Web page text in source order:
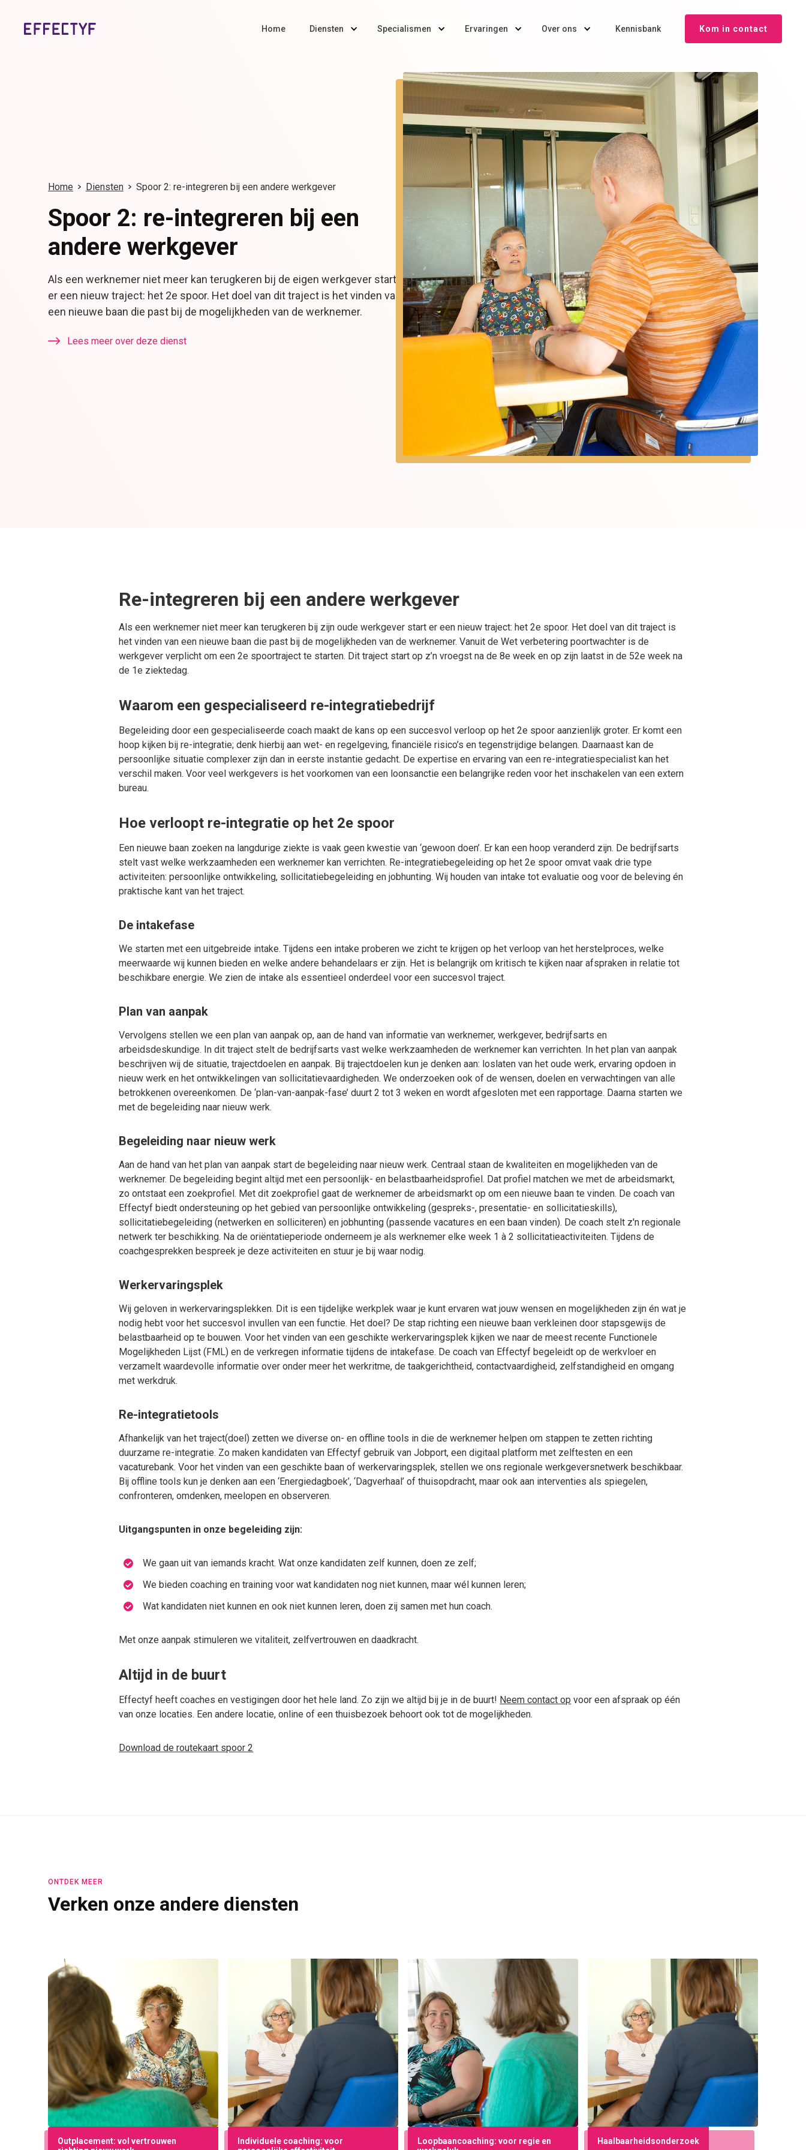
Home Diensten Specialismen Ervaringen Over ons Kennisbank Kom in contact
Home Diensten Spoor 2: re-integreren bij een andere werkgever
Spoor 2: re-integreren bij een
andere werkgever
Als een werknemer niet meer kan terugkeren bij de eigen werkgever start
er een nieuw traject: het 2e spoor. Het doel van dit traject is het vinden van
een nieuwe baan die past bij de mogelijkheden van de werknemer.
Lees meer over deze dienst
Re-integreren bij een andere werkgever
Als een werknemer niet meer kan terugkeren bij zijn oude werkgever start er een nieuw traject: het 2e spoor. Het doel van dit traject is
het vinden van een nieuwe baan die past bij de mogelijkheden van de werknemer. Vanuit de Wet verbetering poortwachter is de
werkgever verplicht om een 2e spoortraject te starten. Dit traject start op z’n vroegst na de 8e week en op zijn laatst in de 52e week na
de 1e ziektedag.
Waarom een gespecialiseerd re-integratiebedrijf
Begeleiding door een gespecialiseerde coach maakt de kans op een succesvol verloop op het 2e spoor aanzienlijk groter. Er komt een
hoop kijken bij re-integratie; denk hierbij aan wet- en regelgeving, financiële risico’s en tegenstrijdige belangen. Daarnaast kan de
persoonlijke situatie complexer zijn dan in eerste instantie gedacht. De expertise en ervaring van een re-integratiespecialist kan het
verschil maken. Voor veel werkgevers is het voorkomen van een loonsanctie een belangrijke reden voor het inschakelen van een extern
bureau.
Hoe verloopt re-integratie op het 2e spoor
Een nieuwe baan zoeken na langdurige ziekte is vaak geen kwestie van ‘gewoon doen’. Er kan een hoop veranderd zijn. De bedrijfsarts
stelt vast welke werkzaamheden een werknemer kan verrichten. Re-integratiebegeleiding op het 2e spoor omvat vaak drie type
activiteiten: persoonlijke ontwikkeling, sollicitatiebegeleiding en jobhunting. Wij houden van intake tot evaluatie oog voor de beleving én
praktische kant van het traject.
De intakefase
We starten met een uitgebreide intake. Tijdens een intake proberen we zicht te krijgen op het verloop van het herstelproces, welke
meerwaarde wij kunnen bieden en welke andere behandelaars er zijn. Het is belangrijk om kritisch te kijken naar afspraken in relatie tot
beschikbare energie. We zien de intake als essentieel onderdeel voor een succesvol traject.
Plan van aanpak
Vervolgens stellen we een plan van aanpak op, aan de hand van informatie van werknemer, werkgever, bedrijfsarts en
arbeidsdeskundige. In dit traject stelt de bedrijfsarts vast welke werkzaamheden de werknemer kan verrichten. In het plan van aanpak
beschrijven wij de situatie, trajectdoelen en aanpak. Bij trajectdoelen kun je denken aan: loslaten van het oude werk, ervaring opdoen in
nieuw werk en het ontwikkelingen van sollicitatievaardigheden. We onderzoeken ook of de wensen, doelen en verwachtingen van alle
betrokkenen overeenkomen. De ‘plan-van-aanpak-fase’ duurt 2 tot 3 weken en wordt afgesloten met een rapportage. Daarna starten we
met de begeleiding naar nieuw werk.
Begeleiding naar nieuw werk
Aan de hand van het plan van aanpak start de begeleiding naar nieuw werk. Centraal staan de kwaliteiten en mogelijkheden van de
werknemer. De begeleiding begint altijd met een persoonlijk- en belastbaarheidsprofiel. Dat profiel matchen we met de arbeidsmarkt,
zo ontstaat een zoekprofiel. Met dit zoekprofiel gaat de werknemer de arbeidsmarkt op om een nieuwe baan te vinden. De coach van
Effectyf biedt ondersteuning op het gebied van persoonlijke ontwikkeling (gespreks-, presentatie- en sollicitatieskills),
sollicitatiebegeleiding (netwerken en solliciteren) en jobhunting (passende vacatures en een baan vinden). De coach stelt z'n regionale
netwerk ter beschikking. Na de oriëntatieperiode onderneem je als werknemer elke week 1 à 2 sollicitatieactiviteiten. Tijdens de
coachgesprekken bespreek je deze activiteiten en stuur je bij waar nodig.
Werkervaringsplek
Wij geloven in werkervaringsplekken. Dit is een tijdelijke werkplek waar je kunt ervaren wat jouw wensen en mogelijkheden zijn én wat je
nodig hebt voor het succesvol invullen van een functie. Het doel? De stap richting een nieuwe baan verkleinen door stapsgewijs de
belastbaarheid op te bouwen. Voor het vinden van een geschikte werkervaringsplek kijken we naar de meest recente Functionele
Mogelijkheden Lijst (FML) en de verkregen informatie tijdens de intakefase. De coach van Effectyf begeleidt op de werkvloer en
verzamelt waardevolle informatie over onder meer het werkritme, de taakgerichtheid, contactvaardigheid, zelfstandigheid en omgang
met werkdruk.
Re-integratietools
Afhankelijk van het traject(doel) zetten we diverse on- en offline tools in die de werknemer helpen om stappen te zetten richting
duurzame re-integratie. Zo maken kandidaten van Effectyf gebruik van Jobport, een digitaal platform met zelftesten en een
vacaturebank. Voor het vinden van een geschikte baan of werkervaringsplek, stellen we ons regionale werkgeversnetwerk beschikbaar.
Bij offline tools kun je denken aan een ‘Energiedagboek’, ‘Dagverhaal’ of thuisopdracht, maar ook aan interventies als spiegelen,
confronteren, omdenken, meelopen en observeren.
Uitgangspunten in onze begeleiding zijn:
We gaan uit van iemands kracht. Wat onze kandidaten zelf kunnen, doen ze zelf;
We bieden coaching en training voor wat kandidaten nog niet kunnen, maar wél kunnen leren;
Wat kandidaten niet kunnen en ook niet kunnen leren, doen zij samen met hun coach.
Met onze aanpak stimuleren we vitaliteit, zelfvertrouwen en daadkracht.
Altijd in de buurt
Effectyf heeft coaches en vestigingen door het hele land. Zo zijn we altijd bij je in de buurt! Neem contact op voor een afspraak op één
van onze locaties. Een andere locatie, online of een thuisbezoek behoort ook tot de mogelijkheden.
Download de routekaart spoor 2
ONTDEK MEER
Verken onze andere diensten
Outplacement: vol vertrouwen
Individuele coaching: voor
Loopbaancoaching: voor regie en
Haalbaarheidsonderzoek